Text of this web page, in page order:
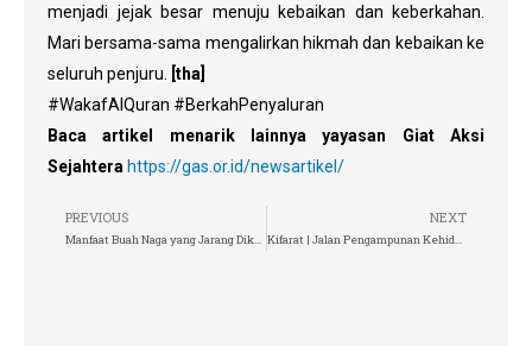
menjadi jejak besar menuju kebaikan dan keberkahan.
Mari bersama-sama mengalirkan hikmah dan kebaikan ke
seluruh penjuru.
[tha]
#WakafAlQuran #BerkahPenyaluran
Baca artikel menarik lainnya yayasan Giat Aksi
Sejahtera https://gas.or.id/newsartikel/
PREVIOUS
Manfaat Buah Naga yang Jarang Diketahui
NEXT
Kifarat | Jalan Pengampunan Kehidupan Muslim